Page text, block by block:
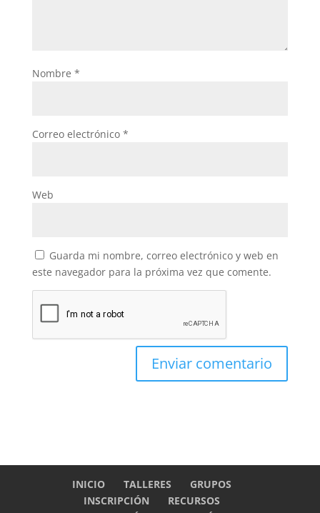
Nombre *
Correo electrónico *
Web
Guarda mi nombre, correo electrónico y web en
este navegador para la próxima vez que comente.
INICIO TALLERES
GRUPOS
INSCRIPCIÓN
RECURSOS